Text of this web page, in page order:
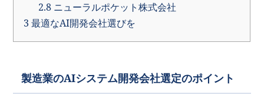
2.8ニューラルポケット株式会社
3 最適なAI開発会社選びを
製造業のAIシステム開発会社選定のポイント